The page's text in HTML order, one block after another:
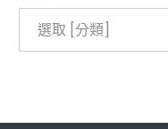
選取 [分類]